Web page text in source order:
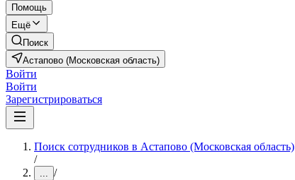
Помощь
Ещё
Поиск
Астапово (Московская область)
Войти
Войти
Зарегистрироваться
Поиск сотрудников в Астапово (Московская область)
/
... /